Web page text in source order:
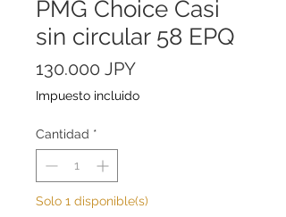
PMG Choice Casi
sin circular 58 EPQ
130.000 JPYPrecio
Impuesto incluido
Cantidad *
Solo 1 disponible(s)